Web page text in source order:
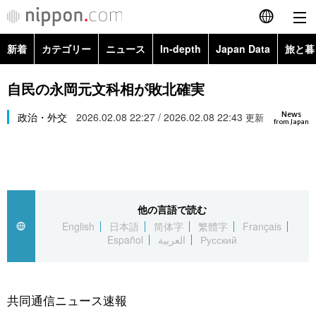
English
繁體字
العربية
社会
旅と暮らし
新着 カテゴリー ニュース In-depth Japan Data 旅と
政治・外交
経済・ビジネス
社会
文化
科学・技術
暮らし
Images
お知らせ
自民の永岡元文科相が敗北確実
News
from Japan
政治・外交 2026.02.08 22:27 / 2026.02.08 22:43 更新
他の言語で読む
English
日本語 简体字 繁體字
Français
Español
العربية Русский
共同通信ニュース速報